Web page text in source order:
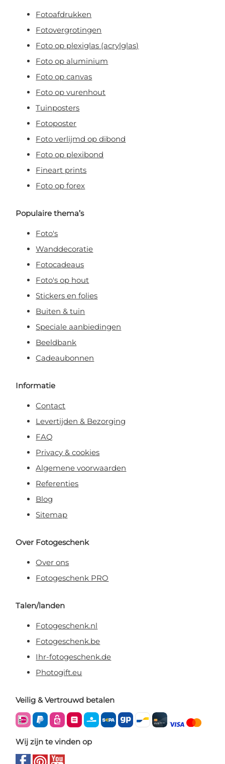
Fotoafdrukken
Fotovergrotingen
Foto op plexiglas (acrylglas)
Foto op aluminium
Foto op canvas
Foto op vurenhout
Tuinposters
Fotoposter
Foto verlijmd op dibond
Foto op plexibond
Fineart prints
Foto op forex
Populaire thema’s
Foto's
Wanddecoratie
Fotocadeaus
Foto's op hout
Stickers en folies
Buiten & tuin
Speciale aanbiedingen
Beeldbank
Cadeaubonnen
Informatie
Contact
Levertijden & Bezorging
FAQ
Privacy & cookies
Algemene voorwaarden
Referenties
Blog
Sitemap
Over Fotogeschenk
Over ons
Fotogeschenk PRO
Talen/landen
Fotogeschenk.nl
Fotogeschenk.be
Ihr-fotogeschenk.de
Photogift.eu
Veilig & Vertrouwd betalen
Wij zijn te vinden op